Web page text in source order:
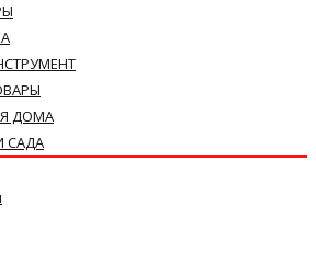
ДОМА
САДА